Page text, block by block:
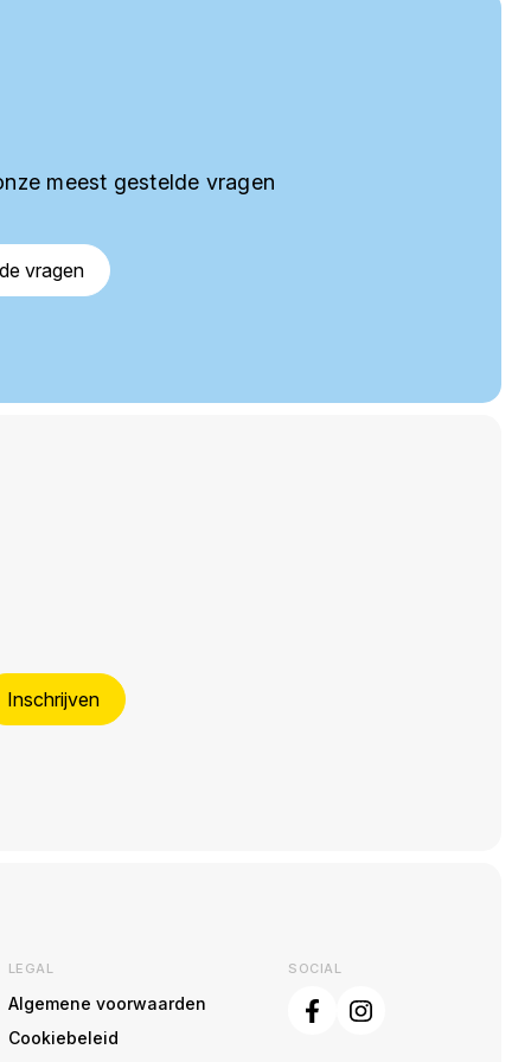
meest gestelde vragen
vragen
Inschrijven
LEGAL
Algemene voorwaarden
Cookiebeleid
SOCIAL